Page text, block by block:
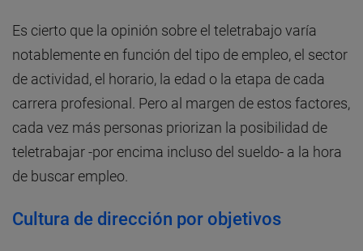
Es cierto que la opinión sobre el teletrabajo varía
notablemente en función del tipo de empleo, el sector
de actividad, el horario, la edad o la etapa de cada
carrera profesional. Pero al margen de estos factores,
cada vez más personas priorizan la posibilidad de
teletrabajar -por encima incluso del sueldo- a la hora
de buscar empleo.
Cultura de dirección por objetivos